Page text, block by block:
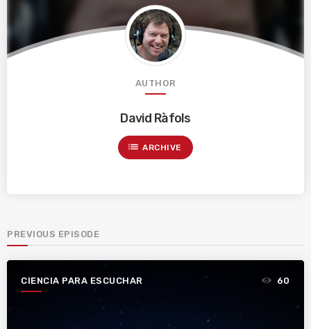
AUTHOR
David Ràfols
list ARCHIVE
PREVIOUS EPISODE
CIENCIA PARA ESCUCHAR 60